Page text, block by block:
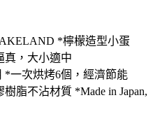
*檸檬造型小蛋
真，大小適中
*一次烘烤6個，經濟節能
脂不沾材質 *Made in Japan,